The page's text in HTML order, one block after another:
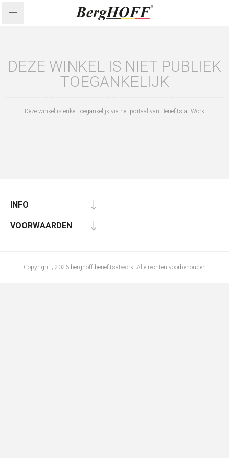
DEZE WINKEL IS NIET PUBLIEK
TOEGANKELIJK
Deze winkel is enkel toegankelijk via het portaal van Benefits at Work
INFO
VOORWAARDEN
Copyright ; 2026 berghoff-benefitsatwork. Alle rechten voorbehouden